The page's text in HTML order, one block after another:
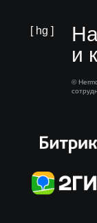
[ hg ]
и
©